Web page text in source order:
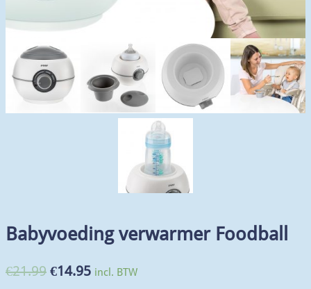
Babyvoeding verwarmer Foodball
€21.99 €14.95 incl. BTW